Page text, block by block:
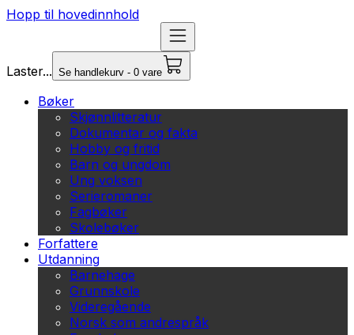
Hopp til hovedinnhold
Laster... Se handlekurv - 0 vare
Bøker
Skjønnlitteratur
Dokumentar og fakta
Hobby og fritid
Barn og ungdom
Ung voksen
Serieromaner
Fagbøker
Skolebøker
Forfattere
Utdanning
Barnehage
Grunnskole
Videregående
Norsk som andrespråk